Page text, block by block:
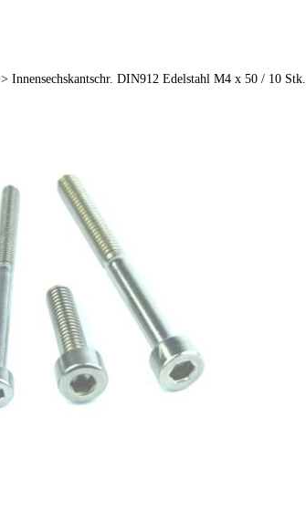
> Innensechskantschr. DIN912 Edelstahl M4 x 50 / 10 Stk.